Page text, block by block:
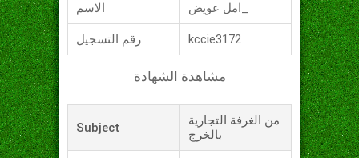
الاسم
رقم التسجيل kccie3172
مشاهدة الشهادة
Subject
من الغرفة التجارية
بالخرج